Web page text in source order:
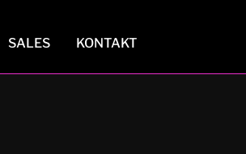
SALES KONTAKT